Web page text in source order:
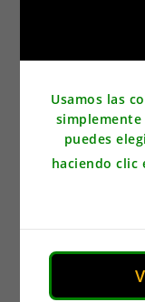
Solo los
este
Usamos las
simplemente
puedes
haciendo clic